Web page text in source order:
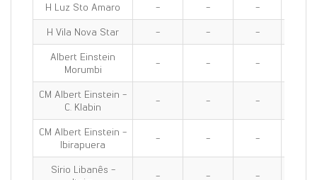
H Luz Sto Amaro
- - -
H Vila Nova Star
- - -
Albert Einstein
Morumbi
- - -
CM Albert Einstein -
C. Klabin
- - -
CM Albert Einstein -
Ibirapuera
- - -
Sírio Libanês -
- - -